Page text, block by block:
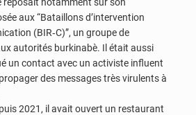
aux “Bataillons d’intervention
(BIR‑C)”, un groupe de
autorités burkinabè. Il était aussi
un contact avec un activiste influent
des messages très virulents à
2021, il avait ouvert un restaurant